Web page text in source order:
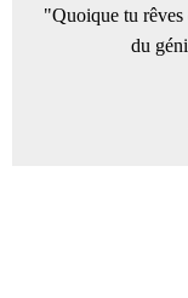
"Quoique tu rêves
du